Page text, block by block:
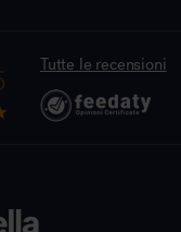
Tutte le recensioni